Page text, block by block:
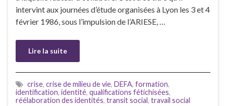
intervint aux journées d’étude organisées à Lyon les 3 et 4
février 1986, sous l’impulsion de l’ARIESE, …
Lire la suite
crise, crise de milieu de vie, DEFA, formation,
identification, identité, qualifications fétichisées,
réélaboration des identités, transit social, travail social